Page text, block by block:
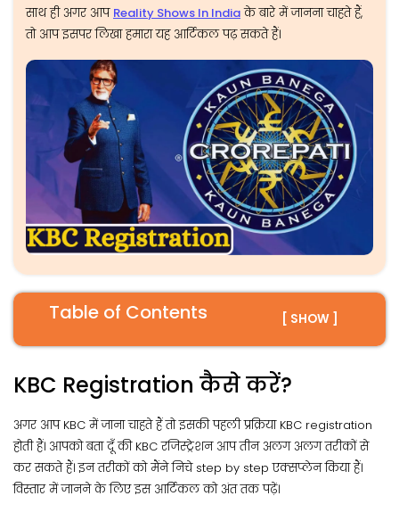
साथ ही अगर आप Reality Shows In Indiaके बारे में जानना चाहते हैं,
तो आप इसपर लिखा हमारा यह आर्टिकल पढ़ सकते हैं।
Table of Contents [ SHOW ]
KBC Registration कैसे करें?
अगर आप KBC में जाना चाहते हैं तो इसकी पहली प्रक्रिया KBC registration
होती हैं। आपको बता दूँ की KBC रजिस्ट्रेशन आप तीन अलग अलग तरीकों से
कर सकते हैं। इन तरीकों को मैंने निचे step by step एक्सप्लेन किया हैं।
विस्तार में जानने के लिए इस आर्टिकल को अंत तक पढ़ें।